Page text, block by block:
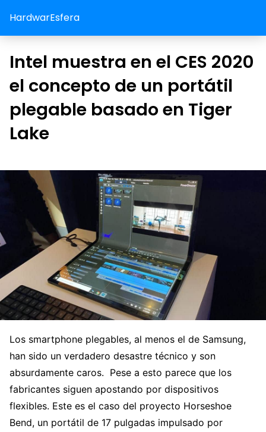
HardwarEsfera
Intel muestra en el CES 2020
el concepto de un portátil
plegable basado en Tiger
Lake
Los smartphone plegables, al menos el de Samsung,
han sido un verdadero desastre técnico y son
absurdamente caros. Pese a esto parece que los
fabricantes siguen apostando por dispositivos
flexibles. Este es el caso del proyecto Horseshoe
Bend, un portátil de 17 pulgadas impulsado por